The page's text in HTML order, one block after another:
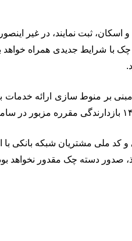
های قبلی بانک مرکزی از امروز یکشنبه ۳۰ دی ماه
الحاقی ماده ۱۶۹ مکرر قانون مالیات‌های
ملی مشتریان شبکه بانکی
صدور دسته چک مقدور نخواهد